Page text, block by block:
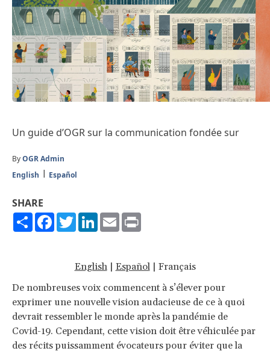
Un guide d’OGR sur la communication fondée sur
ByOGR Admin
English
Español
SHARE
ShareFacebook
TwitterLinkedIn
Email
English| Español| Français
De nombreuses voix commencent à s’élever pour
exprimer une nouvelle vision audacieuse de ce à quoi
devrait ressembler le monde après la pandémie de
Covid-19. Cependant, cette vision doit être véhiculée par
des récits puissamment évocateurs pour éviter que la